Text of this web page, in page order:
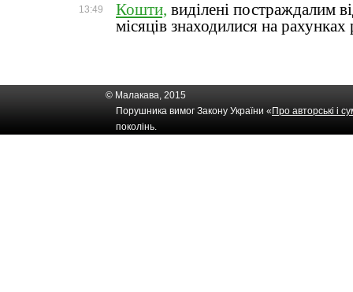
13:49 Кошти, виділені постраждалим
місяців знаходилися на рахунках
© Малакава, 2015
Порушника вимог Закону України « Про авторські і
поколінь.